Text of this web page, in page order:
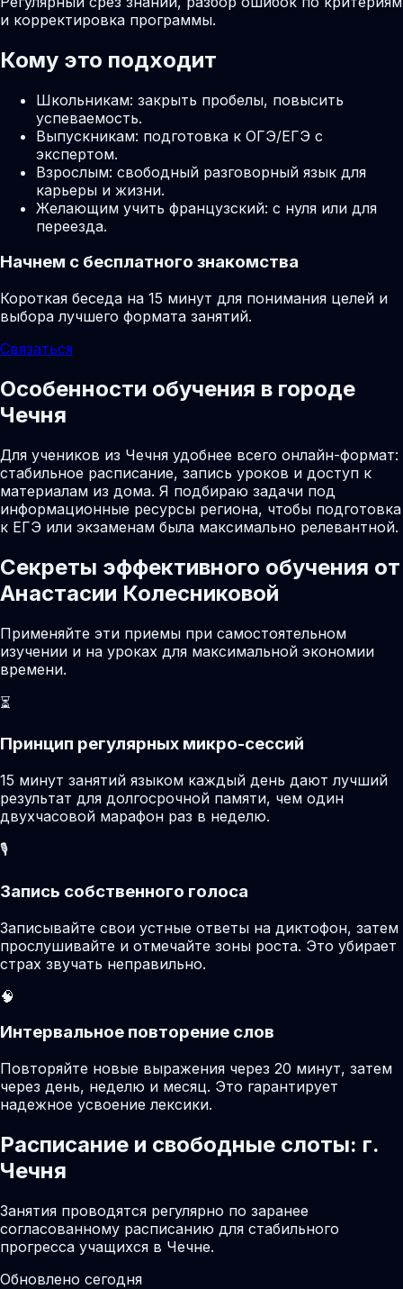
и корректировка программы.
Кому это подходит
Школьникам: закрыть пробелы, повысить
успеваемость.
Выпускникам: подготовка к ОГЭ/ЕГЭ с
экспертом.
Взрослым: свободный разговорный язык для
карьеры и жизни.
Желающим учить французский: с нуля или для
переезда.
Начнем с бесплатного знакомства
Короткая беседа на 15 минут для понимания целей и
выбора лучшего формата занятий.
Связаться
Особенности обучения в городе
Чечня
Для учеников из Чечня удобнее всего онлайн-формат:
стабильное расписание, запись уроков и доступ к
материалам из дома. Я подбираю задачи под
информационные ресурсы региона, чтобы подготовка
к ЕГЭ или экзаменам была максимально релевантной.
Секреты эффективного обучения от
Анастасии Колесниковой
Применяйте эти приемы при самостоятельном
изучении и на уроках для максимальной экономии
времени.
⏳
Принцип регулярных микро-сессий
15 минут занятий языком каждый день дают лучший
результат для долгосрочной памяти, чем один
двухчасовой марафон раз в неделю.
🎙️
Запись собственного голоса
Записывайте свои устные ответы на диктофон, затем
прослушивайте и отмечайте зоны роста. Это убирает
страх звучать неправильно.
🧠
Интервальное повторение слов
Повторяйте новые выражения через 20 минут, затем
через день, неделю и месяц. Это гарантирует
надежное усвоение лексики.
Расписание и свободные слоты: г.
Чечня
Занятия проводятся регулярно по заранее
согласованному расписанию для стабильного
прогресса учащихся в Чечне.
Обновлено сегодня